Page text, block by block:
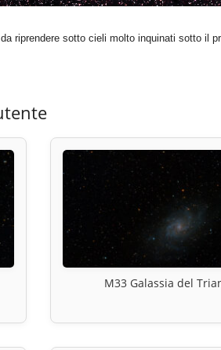
riprendere sotto cieli molto inquinati sotto il
M33 Galassia del